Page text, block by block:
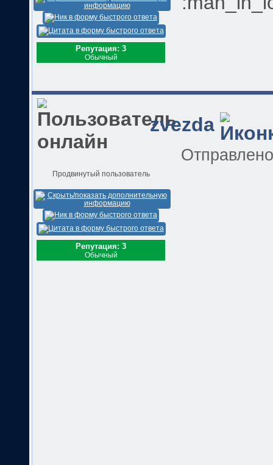
Репутация: 3
Обычный
zvezda
Продвинутый пользователь
Репутация: 3
Обычный